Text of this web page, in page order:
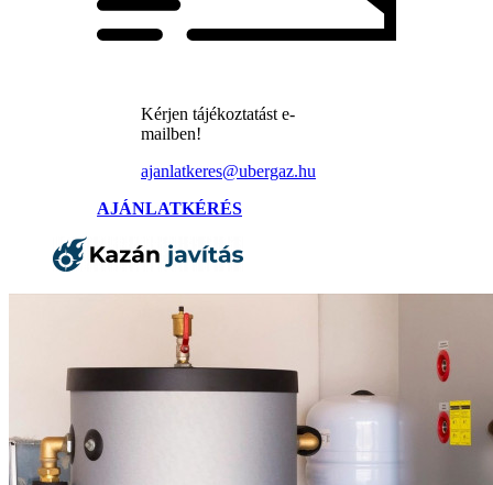
Kérjen tájékoztatást e-
mailben!
ajanlatkeres@ubergaz.hu
AJÁNLATKÉRÉS